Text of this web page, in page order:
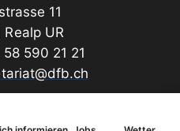
11
UR
590 21 21